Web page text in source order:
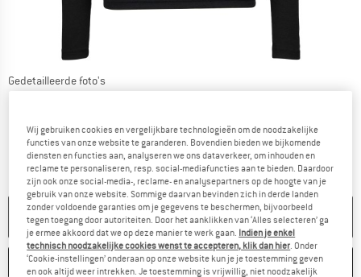
Gedetailleerde foto's
NIET MEER LEVERBAAR
ONTHOUDEN VERGELIJKEN
Wij gebruiken cookies en vergelijkbare technologieën om de noodzakelijke
functies van onze website te garanderen. Bovendien bieden we bijkomende
diensten en functies aan, analyseren we ons dataverkeer, om inhouden en
reclame te personaliseren, resp. social-mediafuncties aan te bieden. Daardoor
zijn ook onze social-media-, reclame- en analysepartners op de hoogte van je
gebruik van onze website. Sommige daarvan bevinden zich in derde landen
zonder voldoende garanties om je gegevens te beschermen, bijvoorbeeld
tegen toegang door autoriteiten. Door het aanklikken van ‘Alles selecteren’ ga
je ermee akkoord dat we op deze manier te werk gaan. Indien je enkel
technisch noodzakelijke cookies wenst te accepteren, klik dan hier . Onder
‘Cookie-instellingen’ onderaan op onze website kun je je toestemming geven
en ook altijd weer intrekken. Je toestemming is vrijwillig, niet noodzakelijk